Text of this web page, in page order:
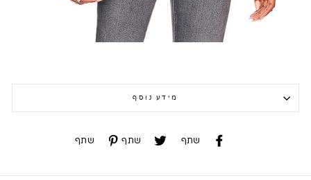
מידע נוסף
שתף שתף שתף שתף שתף